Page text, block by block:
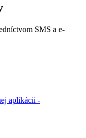
SMS a e-
aplikácii -